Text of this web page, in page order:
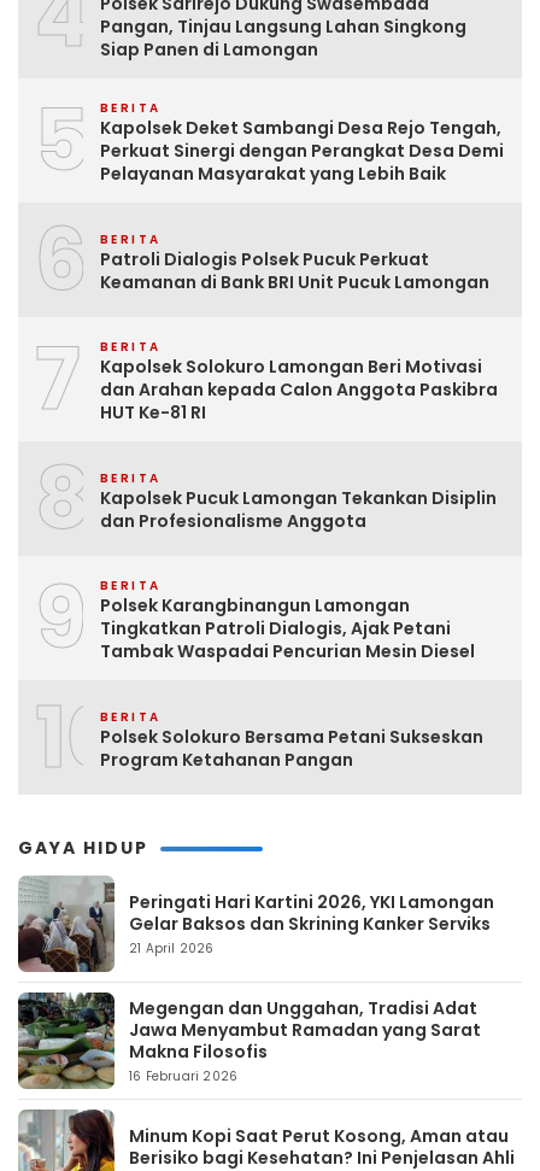
Pangan, Tinjau Langsung Lahan Singkong
Siap Panen di Lamongan
5 BERITA
Kapolsek Deket Sambangi Desa Rejo Tengah,
Perkuat Sinergi dengan Perangkat Desa Demi
Pelayanan Masyarakat yang Lebih Baik
6 BERITA
Patroli Dialogis Polsek Pucuk Perkuat
Keamanan di Bank BRI Unit Pucuk Lamongan
7 BERITA
Kapolsek Solokuro Lamongan Beri Motivasi
dan Arahan kepada Calon Anggota Paskibra
HUT Ke-81 RI
8 BERITA
Kapolsek Pucuk Lamongan Tekankan Disiplin
dan Profesionalisme Anggota
9 BERITA
Polsek Karangbinangun Lamongan
Tingkatkan Patroli Dialogis, Ajak Petani
Tambak Waspadai Pencurian Mesin Diesel
10BERITA
Polsek Solokuro Bersama Petani Sukseskan
Program Ketahanan Pangan
GAYA HIDUP
Peringati Hari Kartini 2026, YKI Lamongan
Gelar Baksos dan Skrining Kanker Serviks
21 April 2026
Megengan dan Unggahan, Tradisi Adat
Jawa Menyambut Ramadan yang Sarat
Makna Filosofis
16 Februari 2026
Minum Kopi Saat Perut Kosong, Aman atau
Berisiko bagi Kesehatan? Ini Penjelasan Ahli